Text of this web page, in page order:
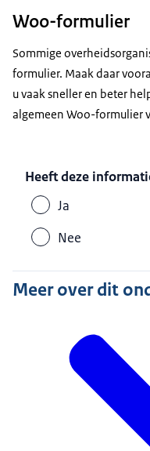
Woo-formulier
Sommige
formulier. Maak daar
u vaak sneller en beter
algemeen Woo-formulier
Heeft deze
Ja
Nee
Meer over dit